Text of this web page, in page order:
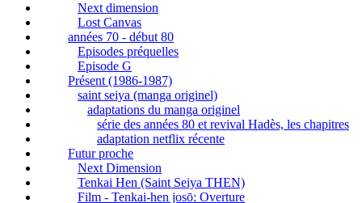
Next dimension
Lost Canvas
années 70 - début 80
Episodes préquelles
Episode G
Présent (1986-1987)
saint seiya (manga originel)
adaptations du manga originel
série des années 80 et revival Hadès, les chapitres
adaptation netflix récente
Futur proche
Next Dimension
Tenkai Hen (Saint Seiya THEN)
Film - Tenkai-hen josō: Overture